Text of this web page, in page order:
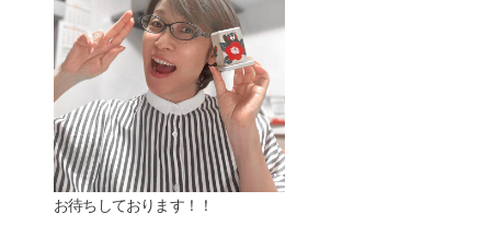
お待ちしております！！